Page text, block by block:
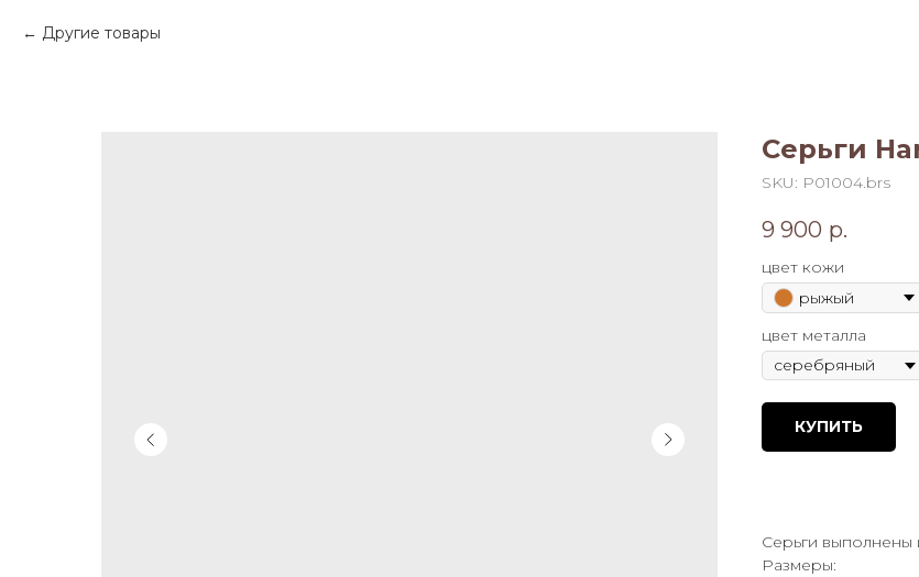
Другие товары
Серьги
SKU: P01004.brs
9 900 р.
цвет кожи
рыжый
цвет металла
КУПИТЬ
Серьги выполнены
Размеры: